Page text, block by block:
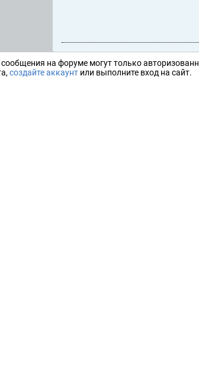
на форуме могут только
создайте аккаунт или выполните вход на сайт.